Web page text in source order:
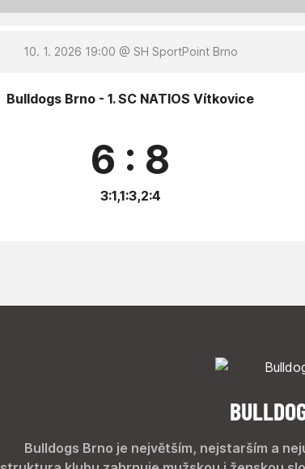
10. 1. 2026 19:00 @ SH SportPoint Brno
Bulldogs Brno - 1. SC NATIOS Vítkovice
6 : 8
3:1,1:3,2:4
Bulldogs Brno je největším, nejstarším a